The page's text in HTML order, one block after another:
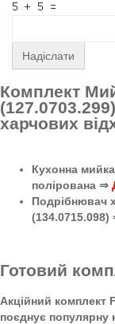
Надіслати
Комплект
харчових
Кухонна
полірована ⇒
Подрібнювач
(134.0715.098)
Готовий
Акційний комплект
поєднує популярну